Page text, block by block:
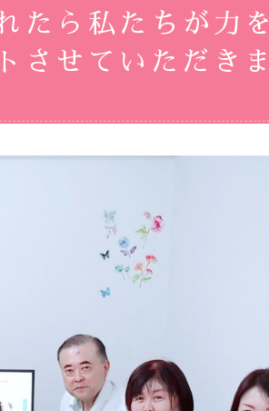
たら私たちが力を
させていただきま